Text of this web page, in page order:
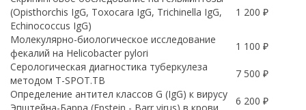
(Opisthorchis IgG, Toxocara IgG, Trichinella IgG,
Echinococcus IgG)
1 200 ₽
Молекулярно-биологическое исследование
фекалий на Helicobacter pylori
1 100 ₽
Серологическая диагностика туберкулеза
методом T-SPOT.TB
7 500 ₽
Определение антител классов G (IgG) к вирусу
6 200 ₽